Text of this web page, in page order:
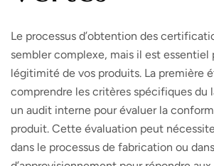
Le processus d’obtention des
sembler complexe, mais il est essentiel
légitimité de vos produits. La première
comprendre les critères spécifiques du
un audit interne pour évaluer la
produit. Cette évaluation peut
dans le processus de fabrication ou